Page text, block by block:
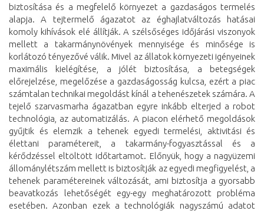
biztosítása és a megfelelő környezet a gazdaságos termelés
alapja. A tejtermelő ágazatot az éghajlatváltozás hatásai
komoly kihívások elé állítják. A szélsőséges időjárási viszonyok
mellett a takarmánynövények mennyisége és minősége is
korlátozó tényezővé válik. Mivel az állatok környezeti igényeinek
maximális kielégítése, a jólét biztosítása, a betegségek
előrejelzése, megelőzése a gazdaságosság kulcsa, ezért a piac
számtalan technikai megoldást kínál a tehenészetek számára. A
tejelő szarvasmarha ágazatban egyre inkább elterjed a robot
technológia, az automatizálás. A piacon elérhető megoldások
gyűjtik és elemzik a tehenek egyedi termelési, aktivitási és
élettani paramétereit, a takarmány-fogyasztással és a
kérődzéssel eltöltött időtartamot. Előnyük, hogy a nagyüzemi
állománylétszám mellett is biztosítják az egyedi megfigyelést, a
tehenek paramétereinek változását, ami biztosítja a gyorsabb
beavatkozás lehetőségét egy-egy meghatározott probléma
esetében. Azonban ezek a technológiák nagyszámú adatot